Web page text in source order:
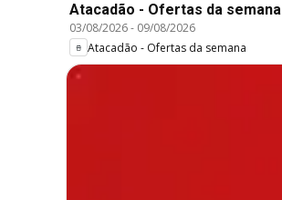
Atacadão - Ofertas da semana
03/08/2026- 09/08/2026
Atacadão - Ofertas da semana